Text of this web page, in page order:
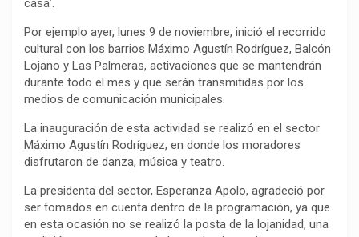
casa’.
Por ejemplo ayer, lunes 9 de noviembre, inició el recorrido
cultural con los barrios Máximo Agustín Rodríguez, Balcón
Lojano y Las Palmeras, activaciones que se mantendrán
durante todo el mes y que serán transmitidas por los
medios de comunicación municipales.
La inauguración de esta actividad se realizó en el sector
Máximo Agustín Rodríguez, en donde los moradores
disfrutaron de danza, música y teatro.
La presidenta del sector, Esperanza Apolo, agradeció por
ser tomados en cuenta dentro de la programación, ya que
en esta ocasión no se realizó la posta de la lojanidad, una